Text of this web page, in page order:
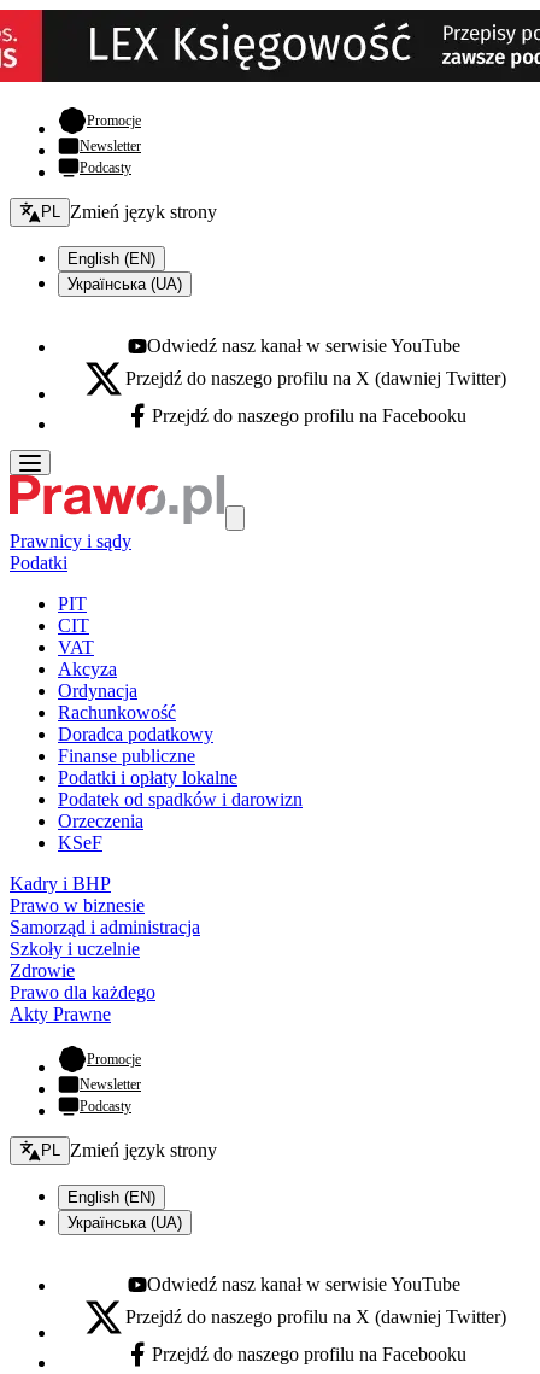
Promocje- otwiera się w nowej karcie
Newsletter
Podcasty
Zmień język - bieżący:
PL Zmień język strony
English (EN)
Українська (UA)
Youtube - otwiera się w nowej karcie
Odwiedź nasz kanał w serwisie YouTube
X - otwiera się w nowej karcie
Przejdź do naszego profilu na X (dawniej Twitter)
Facebook - otwiera się w nowej karcie
Przejdź do naszego profilu na Facebooku
Prawnicy i sądy
Podatki
PIT
CIT
VAT
Akcyza
Ordynacja
Rachunkowość
Doradca podatkowy
Finanse publiczne
Podatki i opłaty lokalne
Podatek od spadków i darowizn
Orzeczenia
KSeF
Kadry i BHP
Prawo w biznesie
Samorząd i administracja
Szkoły i uczelnie
Zdrowie
Prawo dla każdego
Akty Prawne
Promocje- otwiera się w nowej karcie
Newsletter
Podcasty
Zmień język - bieżący:
PL Zmień język strony
English (EN)
Українська (UA)
Youtube - otwiera się w nowej karcie
Odwiedź nasz kanał w serwisie YouTube
X - otwiera się w nowej karcie
Przejdź do naszego profilu na X (dawniej Twitter)
Facebook - otwiera się w nowej karcie
Przejdź do naszego profilu na Facebooku